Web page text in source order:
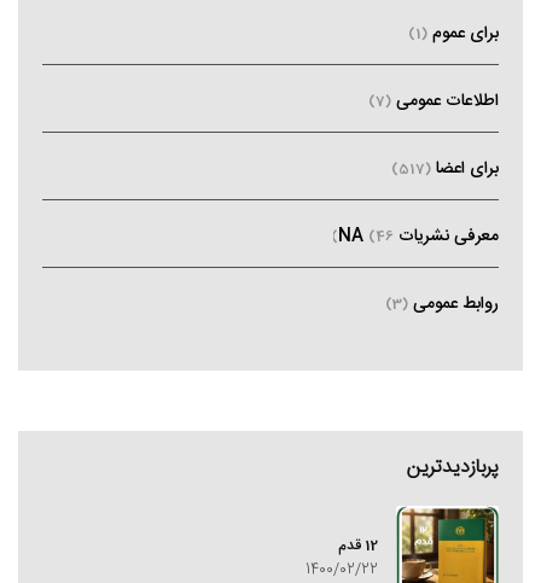
برای عموم (1)
اطلاعات عمومی (7)
برای اعضا (517)
معرفی نشریات NA (46)
روابط عمومی (3)
پربازدیدترین
12 قدم
1400/02/22